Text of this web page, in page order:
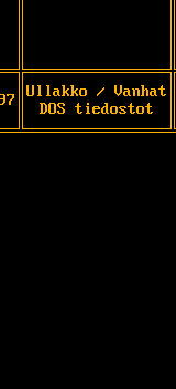
Ullakko / Vanhat
DOS tiedostot